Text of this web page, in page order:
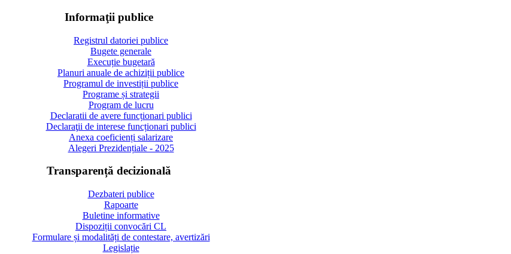
Informaţii publice
Registrul datoriei publice
Bugete generale
Execuție bugetară
Planuri anuale de achiziții publice
Programul de investiții publice
Programe și strategii
Program de lucru
Declaratii de avere funcționari publici
Declaraţii de interese funcționari publici
Anexa coeficienți salarizare
Alegeri Prezidențiale - 2025
Transparență decizională
Dezbateri publice
Rapoarte
Buletine informative
Dispoziții convocări CL
Formulare și modalități de contestare, avertizări
Legislație